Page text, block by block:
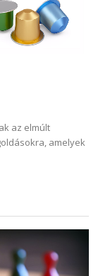
az elmúlt
amelyek